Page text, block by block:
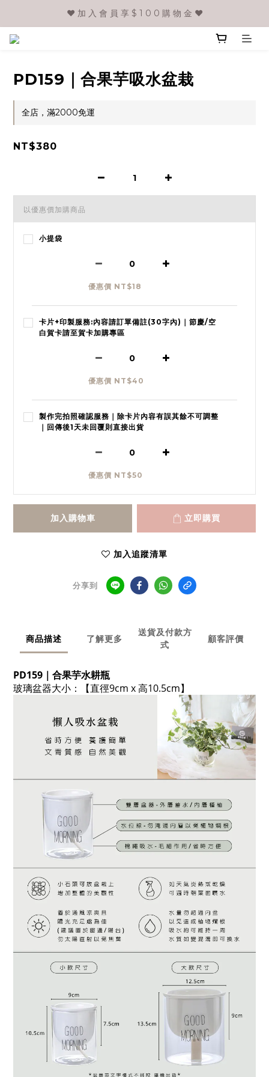
❤️ 加 入 會 員 享 $ 1 0 0 購 物 金 ❤️
PD159｜合果芋吸水盆栽
全店，滿2000免運
NT$380
以優惠價加購商品
小提袋
優惠價 NT$18
卡片+印製服務:內容請訂單備註(30字內)｜節慶/空
白賀卡請至賀卡加購專區
優惠價 NT$40
製作完拍照確認服務｜除卡片內容有誤其餘不可調整
｜回傳後1天未回覆則直接出貨
優惠價 NT$50
加入購物車 立即購買
加入追蹤清單
分享到
商品描述 了解更多
送貨及付款方
式
顧客評價
PD159｜ 合果芋水耕瓶
玻璃盆器大小：【直徑9cm x 高10.5cm】